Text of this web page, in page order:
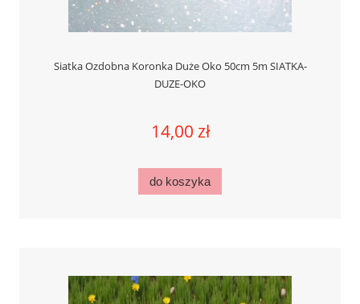
Siatka Ozdobna Koronka Duże Oko 50cm 5m SIATKA-
DUZE-OKO
14,00 zł
do koszyka